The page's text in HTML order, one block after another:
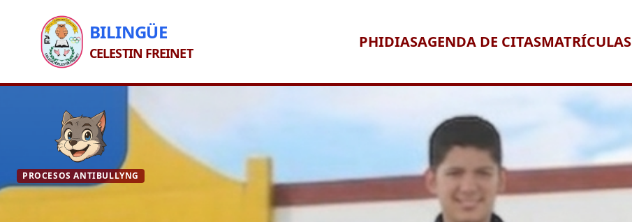
BILINGÜE
CELESTIN FREINET
PHIDIASAGENDA DE CITASMATRÍCULAS
PROCESOS ANTIBULLYNG